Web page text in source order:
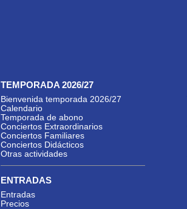
TEMPORADA 2026/27
Bienvenida temporada 2026/27
Calendario
Temporada de abono
Conciertos Extraordinarios
Conciertos Familiares
Conciertos Didácticos
Otras actividades
ENTRADAS
Entradas
Precios